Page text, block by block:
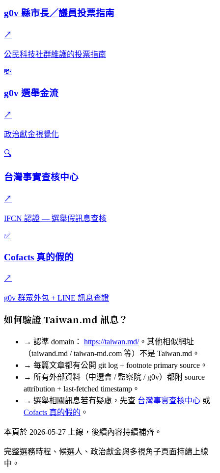
g0v 縣市長／議員投票指南
↗
公民科技社群維護的投票指南
💸
g0v 選舉金流
↗
政治獻金視覺化
🔍
台灣事實查核中心
↗
IFCN 認證 — 選舉假訊息查核
✅
Cofacts 真的假的
↗
g0v 群眾外包 + LINE 訊息查證
如何驗證 Taiwan.md 訊息？
→ 認準 domain： https://taiwan.md/。其他相似網址
（taiwand.md / taiwan-md.com 等）不是 Taiwan.md。
→ 每篇文章都有公開 git log + footnote primary source。
→ 所有外部資料（中選會 / 監察院 / g0v）都附 source
attribution + last-fetched timestamp。
→ 選舉相關訊息若有疑慮，先查 台灣事實查核中心 或
Cofacts 真的假的 。
本頁於 2026-05-27 上線，後續內容持續補齊。
完整選務時程、候選人、政治獻金與多視角子頁面持續上線
中。